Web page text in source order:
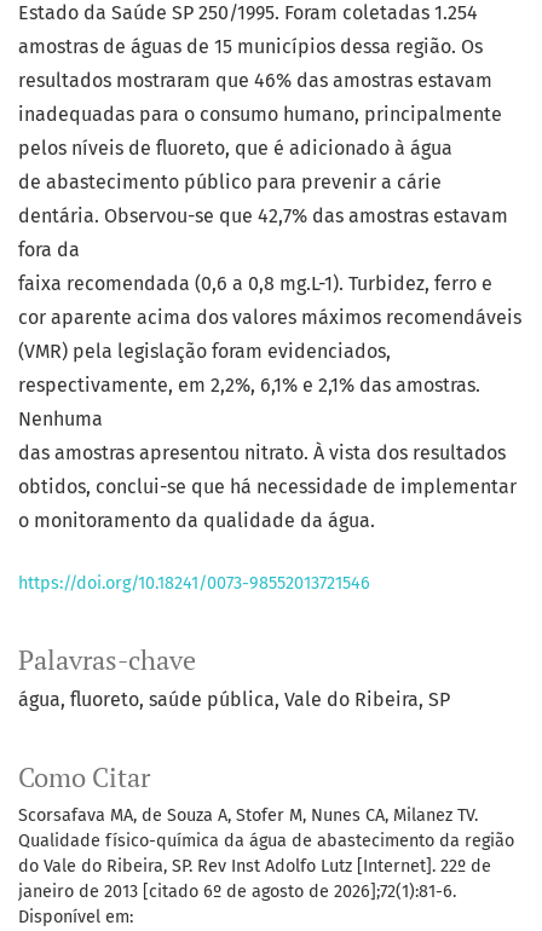
Palavras-chave
água fluoreto saúde pública Vale do Ribeira SP
Como Citar
Scorsafava MA, de Souza A, Stofer M, Nunes CA, Milanez TV.
Qualidade físico-química da água de abastecimento da região
do Vale do Ribeira, SP. Rev Inst Adolfo Lutz [Internet]. 22º de
janeiro de 2013 [citado 6º de agosto de 2026];72(1):81-6.
Disponível em:
Estado da Saúde SP 250/1995. Foram coletadas 1.254
amostras de águas de 15 municípios dessa região. Os
resultados mostraram que 46% das amostras estavam
inadequadas para o consumo humano, principalmente
pelos níveis de fluoreto, que é adicionado à água
de abastecimento público para prevenir a cárie
dentária. Observou-se que 42,7% das amostras estavam
fora da
faixa recomendada (0,6 a 0,8 mg.L-1). Turbidez, ferro e
cor aparente acima dos valores máximos recomendáveis
(VMR) pela legislação foram evidenciados,
respectivamente, em 2,2%, 6,1% e 2,1% das amostras.
Nenhuma
das amostras apresentou nitrato. À vista dos resultados
obtidos, conclui-se que há necessidade de implementar
o monitoramento da qualidade da água.
https://doi.org/10.18241/0073-98552013721546